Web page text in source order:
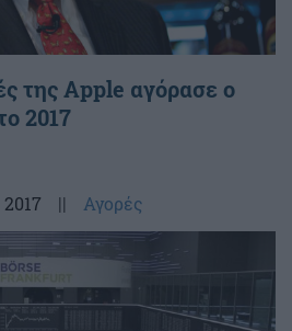
της Apple αγόρασε ο
2017
|| Αγορές